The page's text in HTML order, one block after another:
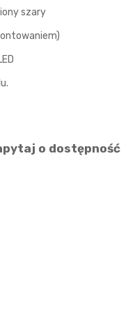
szary
o dostępność